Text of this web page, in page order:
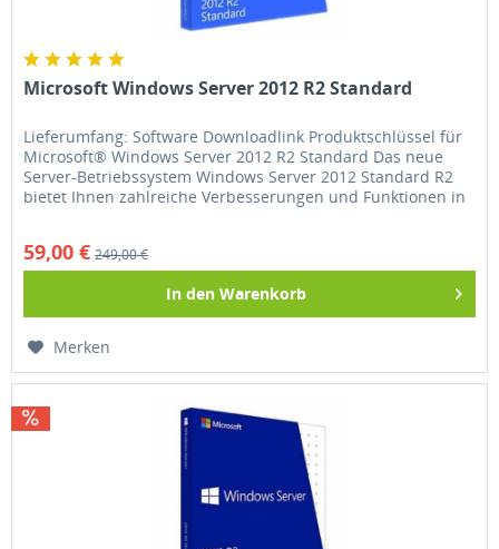
Microsoft Windows Server 2012 R2 Standard
Lieferumfang: Software Downloadlink Produktschlüssel für
Microsoft® Windows Server 2012 R2 Standard Das neue
Server-Betriebssystem Windows Server 2012 Standard R2
bietet Ihnen zahlreiche Verbesserungen und Funktionen in
59,00 € 249,00 €
In den Warenkorb
Merken